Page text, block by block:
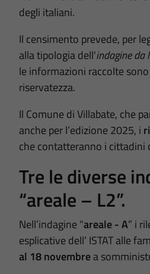
degli italiani.
Il censimento prevede, per
alla tipologia dell'indagine da
le informazioni raccolte
riservatezza.
Il Comune di Villabate, che
anche per l’edizione 2025, i
che contatteranno i cittadini
Tre le diverse
“areale – L2”.
Nell’indagine “areale - A” i
esplicative dell’ ISTAT alle
al 18 novembrea